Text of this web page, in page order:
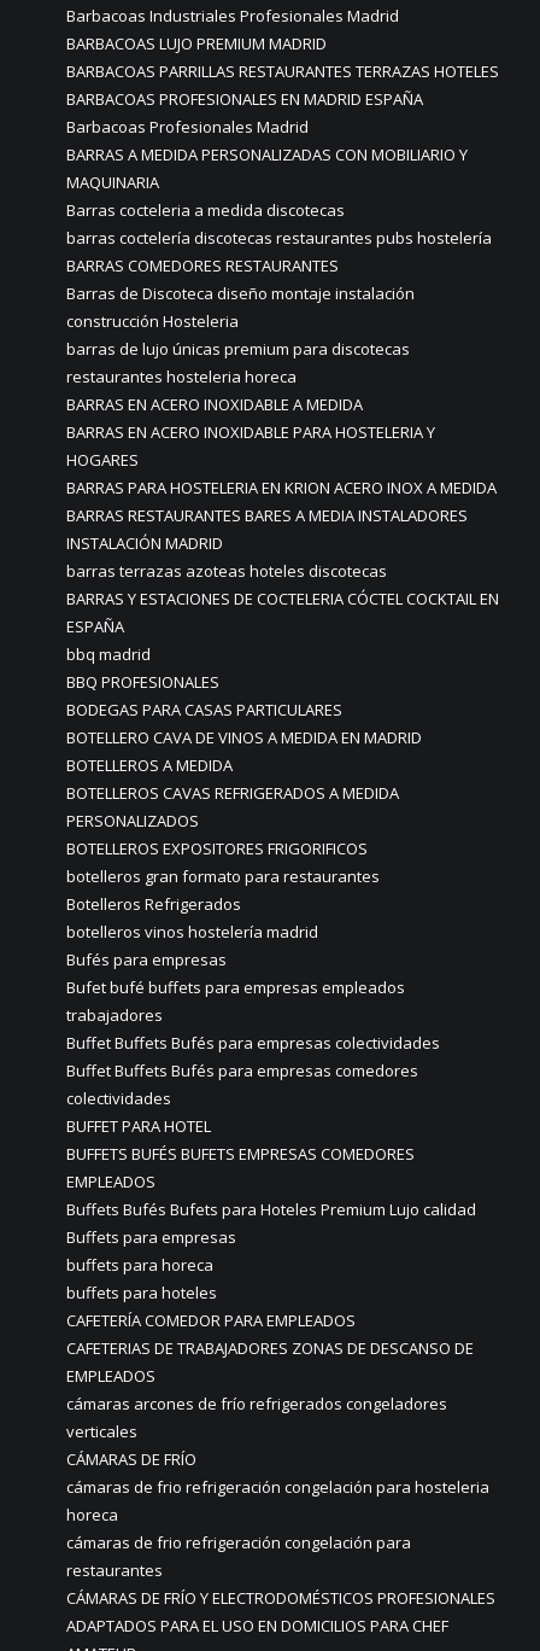
Barbacoas Industriales Profesionales Madrid
BARBACOAS LUJO PREMIUM MADRID
BARBACOAS PARRILLAS RESTAURANTES TERRAZAS HOTELES
BARBACOAS PROFESIONALES EN MADRID ESPAÑA
Barbacoas Profesionales Madrid
BARRAS A MEDIDA PERSONALIZADAS CON MOBILIARIO Y
MAQUINARIA
Barras cocteleria a medida discotecas
barras coctelería discotecas restaurantes pubs hostelería
BARRAS COMEDORES RESTAURANTES
Barras de Discoteca diseño montaje instalación
construcción Hosteleria
barras de lujo únicas premium para discotecas
restaurantes hosteleria horeca
BARRAS EN ACERO INOXIDABLE A MEDIDA
BARRAS EN ACERO INOXIDABLE PARA HOSTELERIA Y
HOGARES
BARRAS PARA HOSTELERIA EN KRION ACERO INOX A MEDIDA
BARRAS RESTAURANTES BARES A MEDIA INSTALADORES
INSTALACIÓN MADRID
barras terrazas azoteas hoteles discotecas
BARRAS Y ESTACIONES DE COCTELERIA CÓCTEL COCKTAIL EN
ESPAÑA
bbq madrid
BBQ PROFESIONALES
BODEGAS PARA CASAS PARTICULARES
BOTELLERO CAVA DE VINOS A MEDIDA EN MADRID
BOTELLEROS A MEDIDA
BOTELLEROS CAVAS REFRIGERADOS A MEDIDA
PERSONALIZADOS
BOTELLEROS EXPOSITORES FRIGORIFICOS
botelleros gran formato para restaurantes
Botelleros Refrigerados
botelleros vinos hostelería madrid
Bufés para empresas
Bufet bufé buffets para empresas empleados
trabajadores
Buffet Buffets Bufés para empresas colectividades
Buffet Buffets Bufés para empresas comedores
colectividades
BUFFET PARA HOTEL
BUFFETS BUFÉS BUFETS EMPRESAS COMEDORES
EMPLEADOS
Buffets Bufés Bufets para Hoteles Premium Lujo calidad
Buffets para empresas
buffets para horeca
buffets para hoteles
CAFETERÍA COMEDOR PARA EMPLEADOS
CAFETERIAS DE TRABAJADORES ZONAS DE DESCANSO DE
EMPLEADOS
cámaras arcones de frío refrigerados congeladores
verticales
CÁMARAS DE FRÍO
cámaras de frio refrigeración congelación para hosteleria
horeca
cámaras de frio refrigeración congelación para
restaurantes
CÁMARAS DE FRÍO Y ELECTRODOMÉSTICOS PROFESIONALES
ADAPTADOS PARA EL USO EN DOMICILIOS PARA CHEF